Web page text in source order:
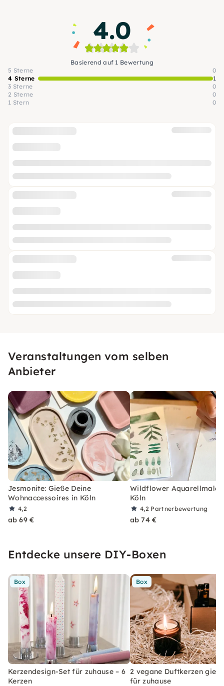
4.0
Basierend auf 1 Bewertung
5 Sterne
0
4 Sterne
1
3 Sterne
0
2 Sterne
0
1 Stern
0
Veranstaltungen vom selben
Anbieter
Jesmonite: Gieße Deine
Wohnaccessoires in Köln
4,2
ab 69 €
Wildflower
Köln
4,2 Partnerbewertung
ab 74 €
Entdecke unsere DIY-Boxen
Box
Kerzendesign-Set für zuhause – 6
Kerzen
Box
2 vegane Duftkerzen
für zuhause